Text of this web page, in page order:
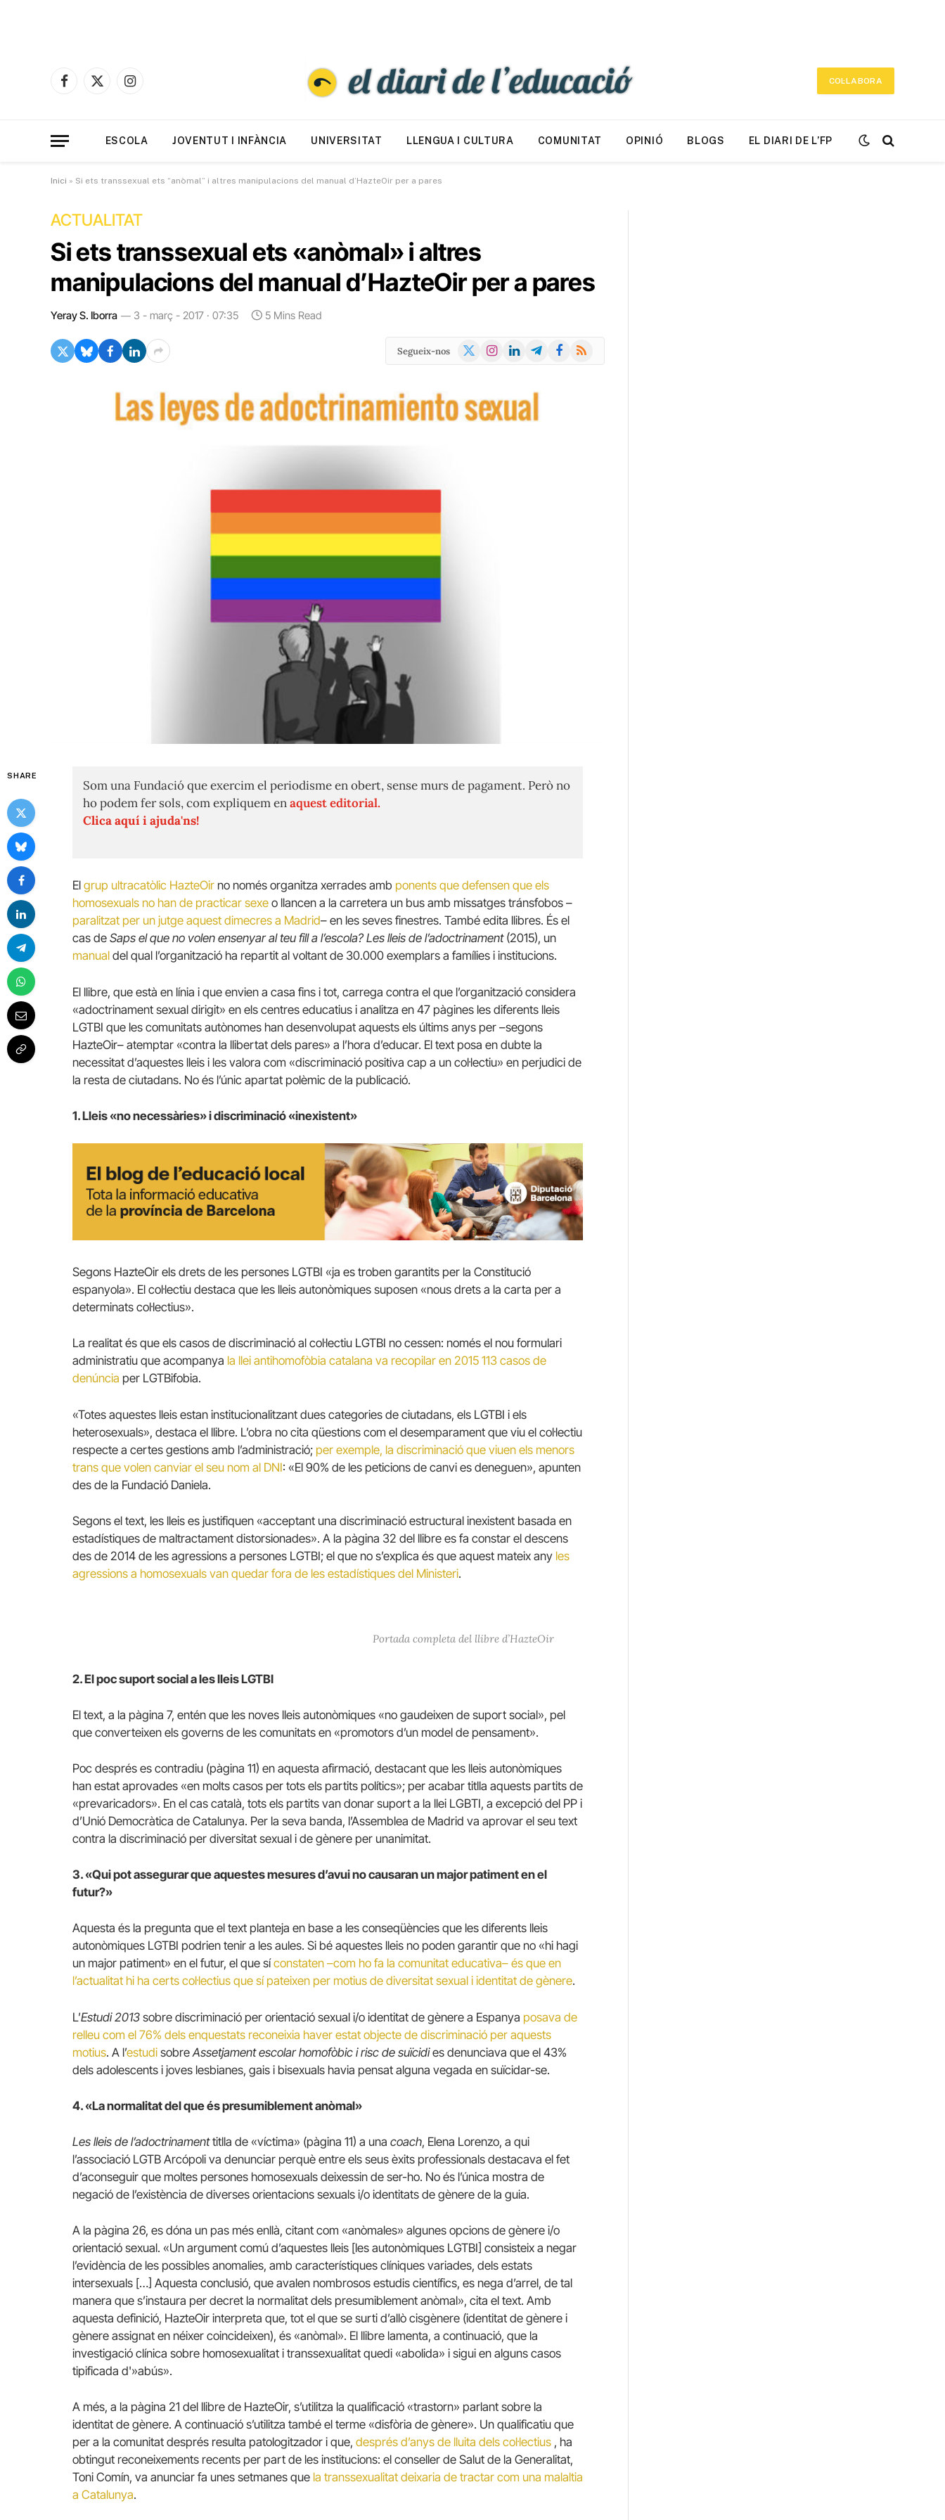
Facebook
X
Instagram
COL·LABORA
ESCOLA JOVENTUT I INFÀNCIA UNIVERSITAT LLENGUA I CULTURA COMUNITAT OPINIÓ BLOGS EL DIARI DE L’FP
Inici » Si ets transsexual ets “anòmal” i altres manipulacions del manual d’HazteOir per a pares
ACTUALITAT
Si ets transsexual ets «anòmal» i altres
manipulacions del manual d’HazteOir per a pares
Yeray S. Iborra 3 - març - 2017 · 07:35 5 Mins Read
Segueix-nos
X
Instagram
LinkedInTelegramFacebook
RSS
SHARE
Som una Fundació que exercim el periodisme en obert, sense murs de pagament. Però no
ho podem fer sols, com expliquem enaquest editorial.
Clica aquí i ajuda'ns!
El grup ultracatòlic HazteOir no només organitza xerrades amb ponents que defensen que els
homosexuals no han de practicar sexe o llancen a la carretera un bus amb missatges tránsfobos –
paralitzat per un jutge aquest dimecres a Madrid– en les seves finestres. També edita llibres. És el
cas de Saps el que no volen ensenyar al teu fill a l’escola? Les lleis de l’adoctrinament (2015), un
manual del qual l’organització ha repartit al voltant de 30.000 exemplars a famílies i institucions.
El llibre, que està en línia i que envien a casa fins i tot, carrega contra el que l’organització considera
«adoctrinament sexual dirigit» en els centres educatius i analitza en 47 pàgines les diferents lleis
LGTBI que les comunitats autònomes han desenvolupat aquests els últims anys per –segons
HazteOir– atemptar «contra la llibertat dels pares» a l’hora d’educar. El text posa en dubte la
necessitat d’aquestes lleis i les valora com «discriminació positiva cap a un col·lectiu» en perjudici de
la resta de ciutadans. No és l’únic apartat polèmic de la publicació.
1. Lleis «no necessàries» i discriminació «inexistent»
Segons HazteOir els drets de les persones LGTBI «ja es troben garantits per la Constitució
espanyola». El col·lectiu destaca que les lleis autonòmiques suposen «nous drets a la carta per a
determinats col·lectius».
La realitat és que els casos de discriminació al col·lectiu LGTBI no cessen: només el nou formulari
administratiu que acompanya la llei antihomofòbia catalana va recopilar en 2015 113 casos de
denúncia per LGTBifobia.
«Totes aquestes lleis estan institucionalitzant dues categories de ciutadans, els LGTBI i els
heterosexuals», destaca el llibre. L’obra no cita qüestions com el desemparament que viu el col·lectiu
respecte a certes gestions amb l’administració; per exemple, la discriminació que viuen els menors
trans que volen canviar el seu nom al DNI: «El 90% de les peticions de canvi es deneguen», apunten
des de la Fundació Daniela.
Segons el text, les lleis es justifiquen «acceptant una discriminació estructural inexistent basada en
estadístiques de maltractament distorsionades». A la pàgina 32 del llibre es fa constar el descens
des de 2014 de les agressions a persones LGTBI; el que no s’explica és que aquest mateix any les
agressions a homosexuals van quedar fora de les estadístiques del Ministeri.
Portada completa del llibre d’HazteOir
2. El poc suport social a les lleis LGTBI
El text, a la pàgina 7, entén que les noves lleis autonòmiques «no gaudeixen de suport social», pel
que converteixen els governs de les comunitats en «promotors d’un model de pensament».
Poc després es contradiu (pàgina 11) en aquesta afirmació, destacant que les lleis autonòmiques
han estat aprovades «en molts casos per tots els partits polítics»; per acabar titlla aquests partits de
«prevaricadors». En el cas català, tots els partits van donar suport a la llei LGBTI, a excepció del PP i
d’Unió Democràtica de Catalunya. Per la seva banda, l’Assemblea de Madrid va aprovar el seu text
contra la discriminació per diversitat sexual i de gènere per unanimitat.
3. «Qui pot assegurar que aquestes mesures d’avui no causaran un major patiment en el
futur?»
Aquesta és la pregunta que el text planteja en base a les conseqüències que les diferents lleis
autonòmiques LGTBI podrien tenir a les aules. Si bé aquestes lleis no poden garantir que no «hi hagi
un major patiment» en el futur, el que sí constaten –com ho fa la comunitat educativa– és que en
l’actualitat hi ha certs col·lectius que sí pateixen per motius de diversitat sexual i identitat de gènere.
L’Estudi 2013 sobre discriminació per orientació sexual i/o identitat de gènere a Espanya posava de
relleu com el 76% dels enquestats reconeixia haver estat objecte de discriminació per aquests
motius. A l’estudi sobre Assetjament escolar homofòbic i risc de suïcidi es denunciava que el 43%
dels adolescents i joves lesbianes, gais i bisexuals havia pensat alguna vegada en suïcidar-se.
4. «La normalitat del que és presumiblement anòmal»
Les lleis de l’adoctrinament titlla de «víctima» (pàgina 11) a una coach, Elena Lorenzo, a qui
l’associació LGTB Arcópoli va denunciar perquè entre els seus èxits professionals destacava el fet
d’aconseguir que moltes persones homosexuals deixessin de ser-ho. No és l’única mostra de
negació de l’existència de diverses orientacions sexuals i/o identitats de gènere de la guia.
A la pàgina 26, es dóna un pas més enllà, citant com «anòmales» algunes opcions de gènere i/o
orientació sexual. «Un argument comú d’aquestes lleis [les autonòmiques LGTBI] consisteix a negar
l’evidència de les possibles anomalies, amb característiques clíniques variades, dels estats
intersexuals […] Aquesta conclusió, que avalen nombrosos estudis científics, es nega d’arrel, de tal
manera que s’instaura per decret la normalitat dels presumiblement anòmal», cita el text. Amb
aquesta definició, HazteOir interpreta que, tot el que se surti d’allò cisgènere (identitat de gènere i
gènere assignat en néixer coincideixen), és «anòmal». El llibre lamenta, a continuació, que la
investigació clínica sobre homosexualitat i transsexualitat quedi «abolida» i sigui en alguns casos
tipificada d'»abús».
A més, a la pàgina 21 del llibre de HazteOir, s’utilitza la qualificació «trastorn» parlant sobre la
identitat de gènere. A continuació s’utilitza també el terme «disfòria de gènere». Un qualificatiu que
per a la comunitat després resulta patologitzador i que, després d’anys de lluita dels col·lectius , ha
obtingut reconeixements recents per part de les institucions: el conseller de Salut de la Generalitat,
Toni Comín, va anunciar fa unes setmanes que la transsexualitat deixaria de tractar com una malaltia
a Catalunya.